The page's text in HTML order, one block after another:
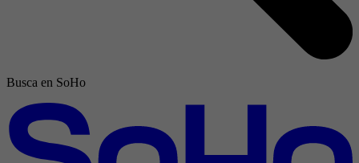
Busca en SoHo